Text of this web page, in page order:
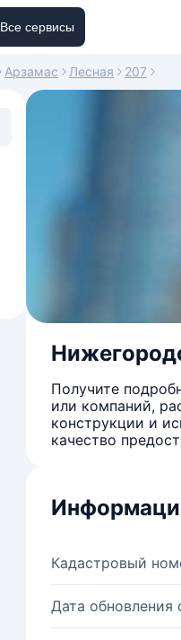
Все сервисы
Арзамас Лесная 207
Получите
или компаний,
конструкции и
качество
Кадастровый
Дата обновления